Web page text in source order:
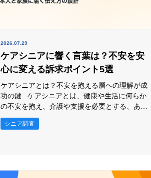
2026.07.29
ケアシニアに響く言葉は？不安を安
心に変える訴求ポイント5選
ケアシニアとは？不安を抱える層への理解が成
功の鍵 ケアシニアとは、健康や生活に何らか
の不安を抱え、介護や支援を必要とする、ある
いは将来必要になる可能性を意識しているシニ
ア層を指します。 アクティブシニアが積極的な
が特徴です。 この層へのマー
シニア調査